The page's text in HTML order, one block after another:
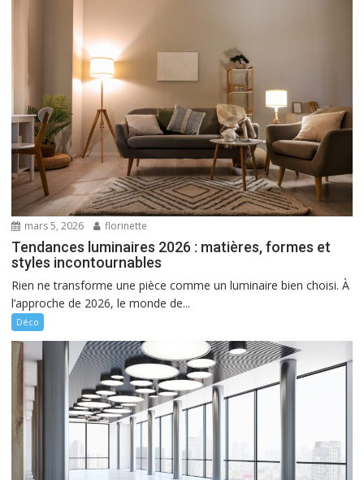
mars 5, 2026 florinette
Tendances luminaires 2026 : matières, formes et
styles incontournables
Rien ne transforme une pièce comme un luminaire bien choisi. À
l’approche de 2026, le monde de...
Déco